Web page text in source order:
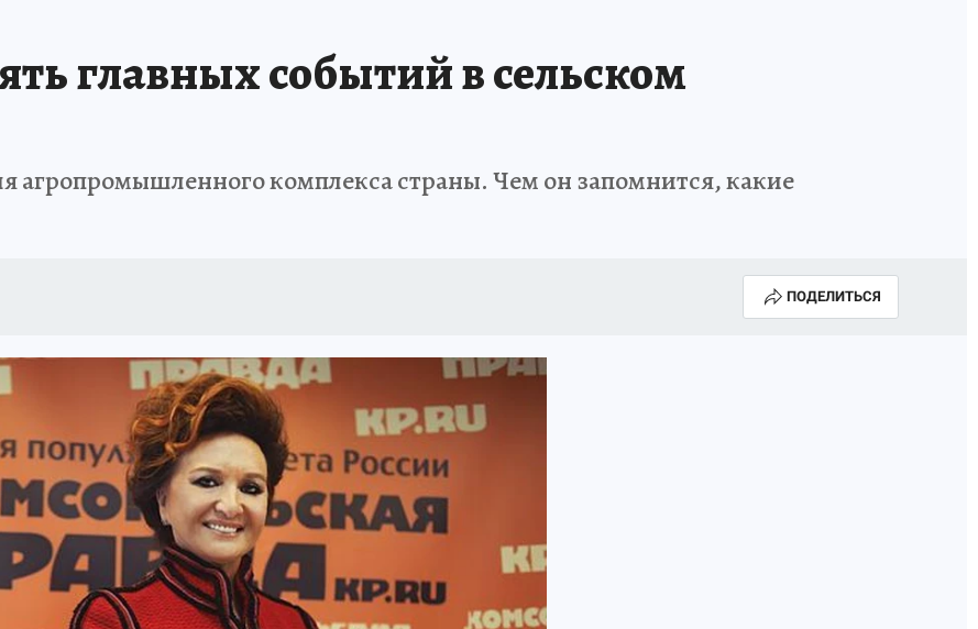
главных событий в сельском
агропромышленного комплекса страны. Чем он запомнится, какие
ПОДЕЛИТЬСЯ